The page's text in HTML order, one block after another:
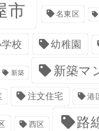
市 名東区
校 幼稚園
新築 新築マ
注文住宅 港
西区 路